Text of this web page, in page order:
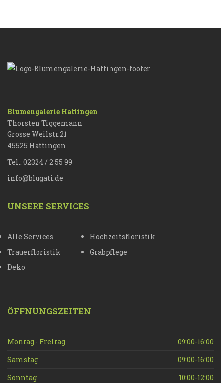
Blumengalerie Hattingen
Thorsten Tiggemann
Grosse Weilstr.21
45525 Hattingen
Tel.: 02324 / 2 55 99
info@blugati.de
UNSERE SERVICES
Alle Services
Hochzeitsfloristik
Trauerfloristik
Grabpflege
Deko
ÖFFNUNGSZEITEN
Montag - Freitag
09:00-16:00
Samstag
09:00-16:00
Sonntag
10:00-12:00